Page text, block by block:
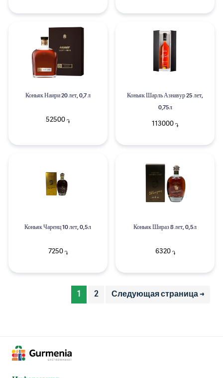
Коньяк Наири 20 лет, 0,7 л
52500 ֏
Коньяк Шарль Азнавур 25 лет,
0,75л
113000 ֏
Коньяк Чаренц 10 лет, 0,5л
7250֏
Коньяк Шираз 8 лет, 0,5л
6320֏
1 2 Следующая страница →